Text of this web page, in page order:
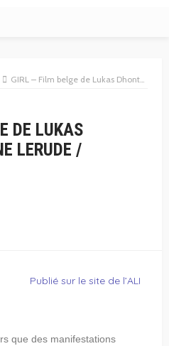
GIRL – Film belge de Lukas Dhonte / Martine Lerude /
DE LUKAS
LERUDE /
Publié sur le site de l’ALI
que des manifestations